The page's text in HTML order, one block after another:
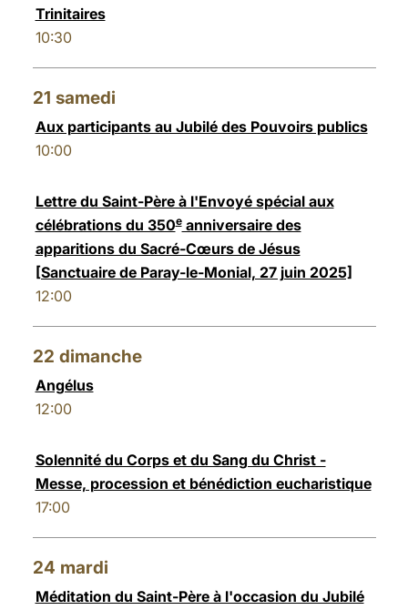
Trinitaires
10:30
21 samedi
Aux participants au Jubilé des Pouvoirs publics
10:00
Lettre du Saint-Père à l'Envoyé spécial aux
célébrations du 350eanniversaire des
apparitions du Sacré-Cœurs de Jésus
[Sanctuaire de Paray-le-Monial, 27 juin 2025]
12:00
22 dimanche
Angélus
12:00
Solennité du Corps et du Sang du Christ -
Messe, procession et bénédiction eucharistique
17:00
24 mardi
Méditation du Saint-Père à l'occasion du Jubilé